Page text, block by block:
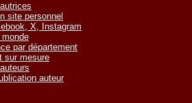
site personnel
X, Instagram
par département
sur mesure
auteur